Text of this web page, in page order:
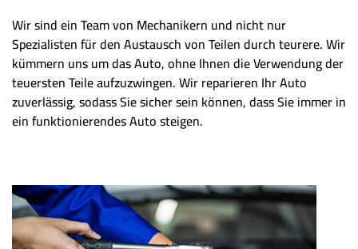
Wir sind ein Team von Mechanikern und nicht nur
Spezialisten für den Austausch von Teilen durch teurere. Wir
kümmern uns um das Auto, ohne Ihnen die Verwendung der
teuersten Teile aufzuzwingen. Wir reparieren Ihr Auto
zuverlässig, sodass Sie sicher sein können, dass Sie immer in
ein funktionierendes Auto steigen.